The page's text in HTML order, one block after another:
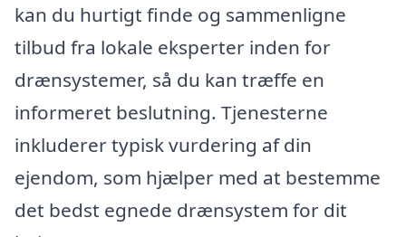
kan du hurtigt finde og sammenligne
tilbud fra lokale eksperter inden for
drænsystemer, så du kan træffe en
informeret beslutning. Tjenesterne
inkluderer typisk vurdering af din
ejendom, som hjælper med at bestemme
det bedst egnede drænsystem for dit